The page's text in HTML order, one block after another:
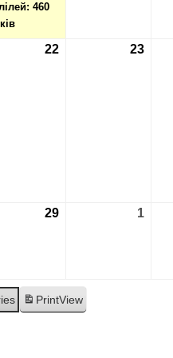
460
22 23
29 1
PrintView